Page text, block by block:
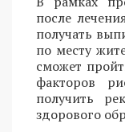
после
получать
по месту
сможет
факторов
получить
здорового